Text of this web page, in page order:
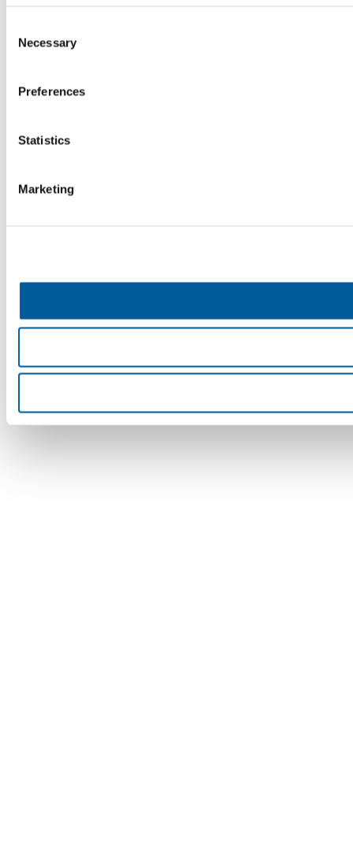
Selection
Necessary
Preferences
Statistics
Marketing